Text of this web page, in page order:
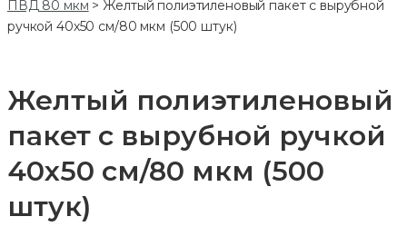
ПВД 80 мкм > Желтый полиэтиленовый пакет с вырубной
ручкой 40х50 см/80 мкм (500 штук)
Желтый полиэтиленовый
пакет с вырубной ручкой
40х50 см/80 мкм (500
штук)